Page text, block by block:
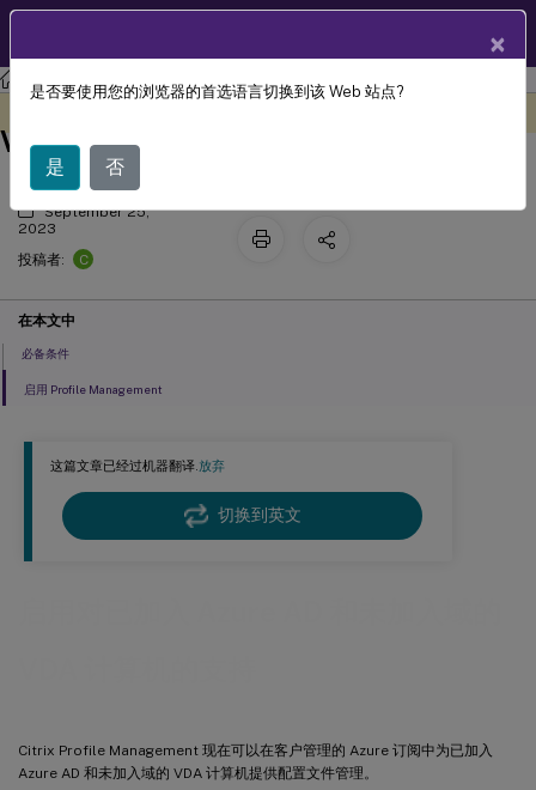
Profile Management Profile Management 2305
这篇文章已经过机器翻译.放弃
切换到英文
Citrix Profile Management 现在可以在客户管理的 Azure 订阅中为已加入
Azure AD 和未加入域的 VDA 计算机提供配置文件管理。
启用对已加入 Azure AD 和未加入域的
VDA 计算机的支持
September 25,
2023
投稿者:
C
在本文中
必备条件
启用 Profile Management
×
是否要使用您的浏览器的首选语言切换到该 Web 站点?
是 否